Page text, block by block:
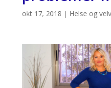
okt 17, 2018 | Helse og